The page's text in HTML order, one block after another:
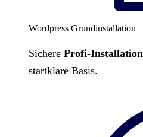
Wordpress Grundinstallation
Sichere Profi-Installation
startklare Basis.